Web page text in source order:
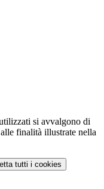
si avvalgono di
finalità illustrate nella
tutti i cookies